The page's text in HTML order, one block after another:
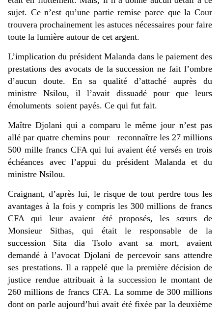
sujet. Ce n’est qu’une partie remise parce que la Cour
trouvera prochainement les astuces nécessaires pour faire
toute la lumière autour de cet argent.
L’implication du président Malanda dans le paiement des
prestations des avocats de la succession ne fait l’ombre
d’aucun doute. En sa qualité d’attaché auprès du
ministre Nsilou, il l’avait dissuadé pour que leurs
émoluments soient payés. Ce qui fut fait.
Maître Djolani qui a comparu le même jour n’est pas
allé par quatre chemins pour reconnaître les 27 millions
500 mille francs CFA qui lui avaient été versés en trois
échéances avec l’appui du président Malanda et du
ministre Nsilou.
Craignant, d’après lui, le risque de tout perdre tous les
avantages à la fois y compris les 300 millions de francs
CFA qui leur avaient été proposés, les sœurs de
Monsieur Sithas, qui était le responsable de la
succession Sita dia Tsolo avant sa mort, avaient
demandé à l’avocat Djolani de percevoir sans attendre
ses prestations. Il a rappelé que la première décision de
justice rendue attribuait à la succession le montant de
260 millions de francs CFA. La somme de 300 millions
dont on parle aujourd’hui avait été fixée par la deuxième